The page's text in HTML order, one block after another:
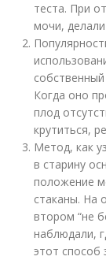
теста. При
мочи,
Когда оно
плод
крутиться,
Метод, как
в старину
положение
стаканы. На
втором “не
наблюдали,
этот способ